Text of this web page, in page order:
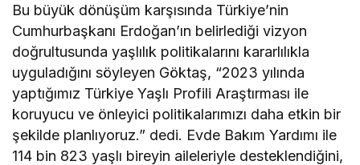
Bu büyük dönüşüm karşısında Türkiye’nin
Cumhurbaşkanı Erdoğan’ın belirlediği vizyon
doğrultusunda yaşlılık politikalarını kararlılıkla
uyguladığını söyleyen Göktaş, “2023 yılında
yaptığımız Türkiye Yaşlı Profili Araştırması ile
koruyucu ve önleyici politikalarımızı daha etkin bir
şekilde planlıyoruz.” dedi. Evde Bakım Yardımı ile
114 bin 823 yaşlı bireyin aileleriyle desteklendiğini,